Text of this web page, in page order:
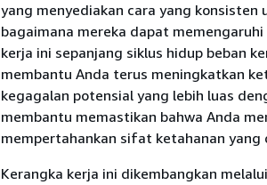
yang menyediakan cara yang
bagaimana mereka dapat
kerja ini sepanjang siklus hidup beban
membantu Anda terus meningkatkan
kegagalan potensial yang lebih luas
membantu memastikan bahwa Anda
mempertahankan sifat ketahanan yang
Kerangka kerja ini dikembangkan